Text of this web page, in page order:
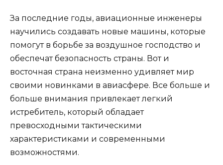
За последние годы, авиационные инженеры
научились создавать новые машины, которые
помогут в борьбе за воздушное господство и
обеспечат безопасность страны. Вот и
восточная страна неизменно удивляет мир
своими новинками в авиасфере. Все больше и
больше внимания привлекает легкий
истребитель, который обладает
превосходными тактическими
характеристиками и современными
возможностями.